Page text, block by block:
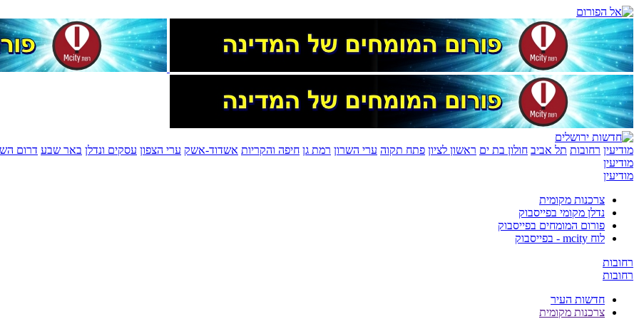
מודיעין רחובות תל אביב חולון בת ים ראשון לציון פתח תקוה ערי השרון רמת גן חיפה והקריות אשדוד-אשק ערי הצפון עסקים ונדלן באר שבע דרום
מודיעין
מודיעין
צרכנות מקומית
נדלן מקומי בפייסבוק
פורום המומחים בפייסבוק
לוח mcity - בפייסבוק
רחובות
רחובות
חדשות העיר
צרכנות מקומית